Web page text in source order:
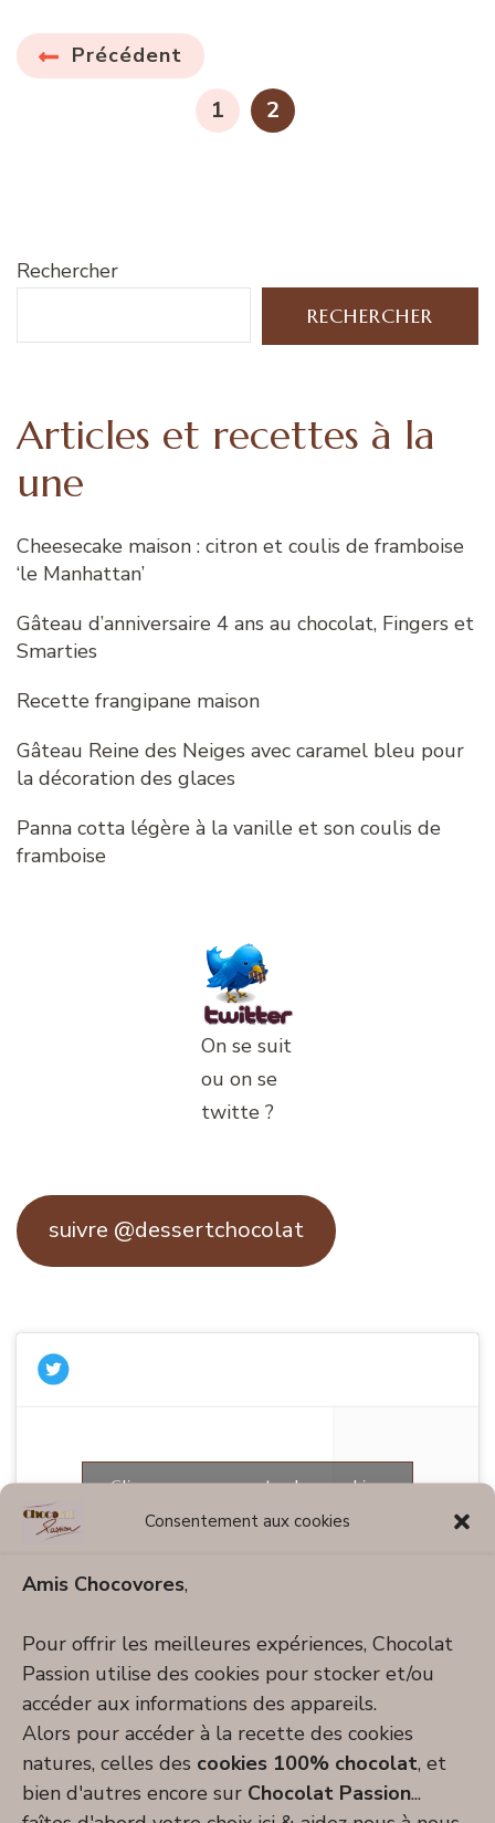
Consentement aux cookies
Amis Chocovores,
Pour offrir les meilleures expériences, Chocolat
Passion utilise des cookies pour stocker et/ou
accéder aux informations des appareils.
Alors pour accéder à la recette des cookies
natures, celles des cookies 100% chocolat, et
bien d'autres encore sur Chocolat Passion...
Pagination
Précédent
PAGE
1 PAGE
2
Rechercher
RECHERCHER
Articles et recettes à la
une
Cheesecake maison : citron et coulis de framboise
‘le Manhattan’
Gâteau d’anniversaire 4 ans au chocolat, Fingers et
Smarties
Recette frangipane maison
Gâteau Reine des Neiges avec caramel bleu pour
la décoration des glaces
Panna cotta légère à la vanille et son coulis de
framboise
On se suit
ou on se
twitte ?
suivre @dessertchocolat
Cliquez pour accepter les cookies
marketing et activer ce contenu
Catégories chocolatées
Fun & chocolaté